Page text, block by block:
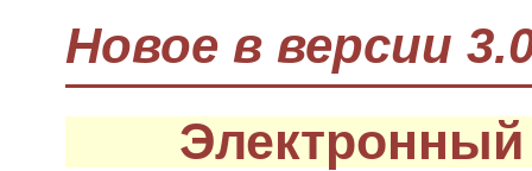
Новое в версии